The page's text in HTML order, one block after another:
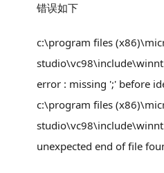
错误如下
c:\program files
error : missing ';' before
c:\program files
unexpected end of file